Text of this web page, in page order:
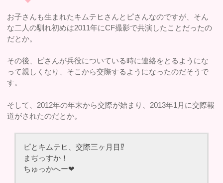
お子さんも生まれたキムテヒさんとピさんなのですが、そん
な二人の馴れ初めは2011年にCF撮影で共演したことだったの
だとか。
その後、ピさんが兵役についている時に連絡をとるようにな
って親しくなり、そこから交際するようになったのだそうで
す。
そして、2012年の年末から交際が始まり、2013年1月に交際報
道がされたのだとか。
ピとキムテヒ、交際三ヶ月目⁉
まぢっすか！
ちゅっかへー❤